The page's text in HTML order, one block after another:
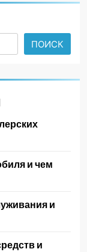
ПОИСК
и чем
и
и